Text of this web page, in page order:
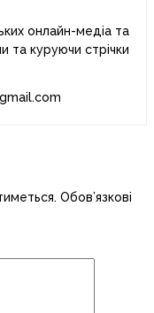
онлайн-медіа та
та куруючи стрічки
Обов’язкові